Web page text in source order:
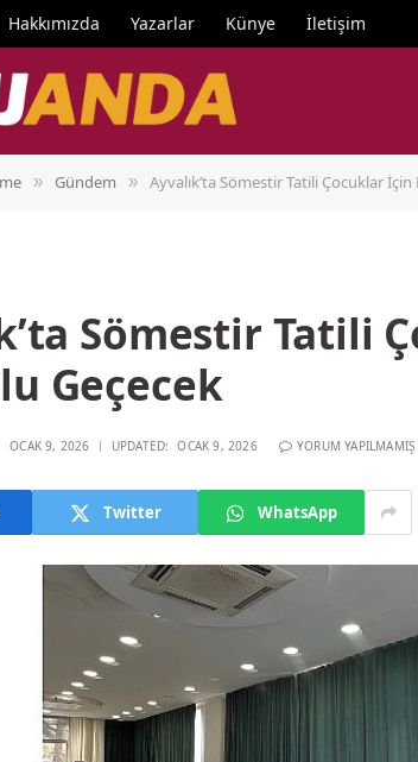
Hakkımızda Yazarlar Künye İletişim
» Gündem » Ayvalık’ta Sömestir Tatili Çocuklar
Sömestir Tatili
Geçecek
OCAK 9, 2026 UPDATED: OCAK 9, 2026 YORUM YAPILMAMIŞ
Twitter WhatsApp